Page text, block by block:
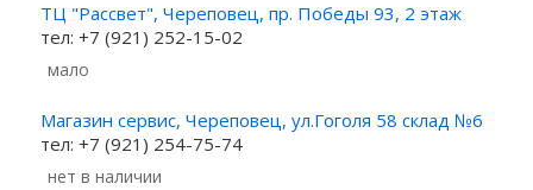
ТЦ "Рассвет", Череповец, пр. Победы 93, 2 этаж
тел: +7 (921) 252-15-02
Мало
Магазин сервис, Череповец, ул.Гоголя 58 склад №6
тел: +7 (921) 254-75-74
Нет в наличии